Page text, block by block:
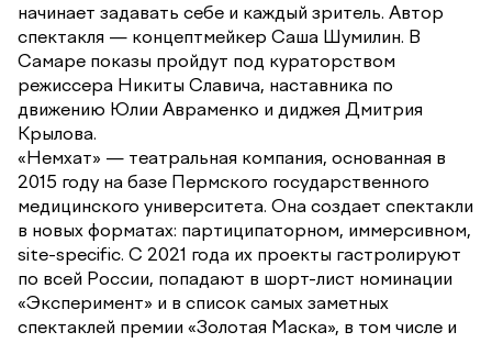
начинает задавать себе и каждый зритель. Автор
спектакля — концептмейкер Саша Шумилин. В
Самаре показы пройдут под кураторством
режиссера Никиты Славича, наставника по
движению Юлии Авраменко и диджея Дмитрия
Крылова.
«Немхат» — театральная компания, основанная в
2015 году на базе Пермского государственного
медицинского университета. Она создает спектакли
в новых форматах: партиципаторном, иммерсивном,
site-specific. С 2021 года их проекты гастролируют
по всей России, попадают в шорт-лист номинации
«Эксперимент» и в список самых заметных
спектаклей премии «Золотая Маска», в том числе и